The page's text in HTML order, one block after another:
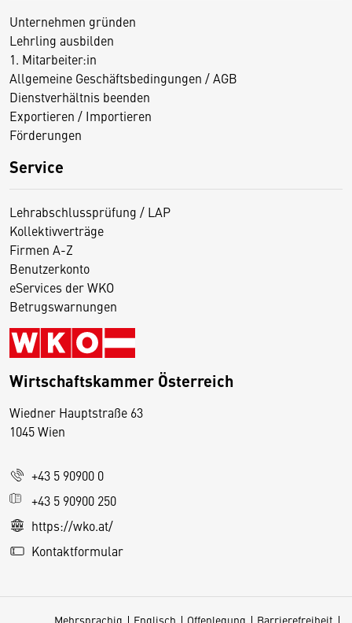
Unternehmen gründen
Lehrling ausbilden
1. Mitarbeiter:in
Allgemeine Geschäftsbedingungen / AGB
Dienstverhältnis beenden
Exportieren / Importieren
Förderungen
Service
Lehrabschlussprüfung / LAP
Kollektivverträge
Firmen A-Z
Benutzerkonto
eServices der WKO
Betrugswarnungen
Wirtschaftskammer Österreich
Wiedner Hauptstraße 63
1045 Wien
+43 5 90900 0
+43 5 90900 250
https://wko.at/
Kontaktformular
Mehrsprachig Englisch Offenlegung Barrierefreiheit
D
s
e
S
e